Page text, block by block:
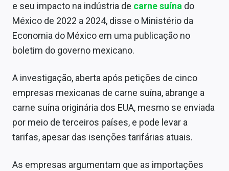
Expediente
e seu impacto na indústria de carne suína do
México de 2022 a 2024, disse o Ministério da
Economia do México em uma publicação no
boletim do governo mexicano.
A investigação, aberta após petições de cinco
empresas mexicanas de carne suína, abrange a
carne suína originária dos EUA, mesmo se enviada
por meio de terceiros países, e pode levar a
tarifas, apesar das isenções tarifárias atuais.
As empresas argumentam que as importações